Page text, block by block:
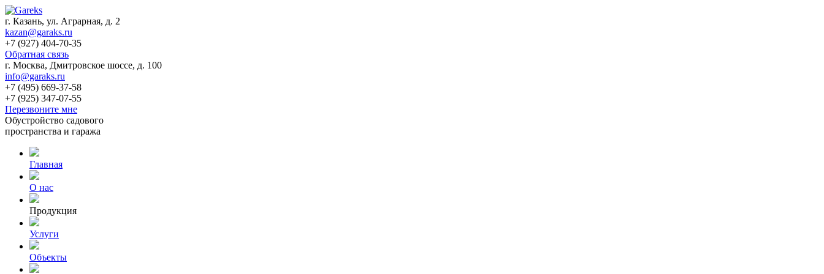
г. Казань, ул. Аграрная, д. 2
kazan@garaks.ru
+7 (927) 404-70-35
Обратная связь
г. Москва, Дмитровское шоссе, д. 100
info@garaks.ru
+7 (495) 669-37-58
+7 (925) 347-07-55
Перезвоните мне
Обустройство садового
пространства и гаража
Главная
О нас
Продукция
Услуги
Объекты